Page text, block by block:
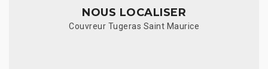
NOUS LOCALISER
Couvreur Tugeras Saint Maurice